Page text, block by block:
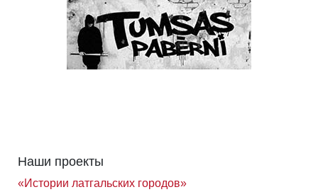
Наши проекты
«Истории латгальских городов»